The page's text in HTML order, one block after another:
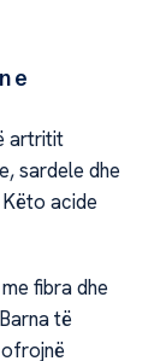
e
artritit
sardele dhe
acide
fibra dhe
të